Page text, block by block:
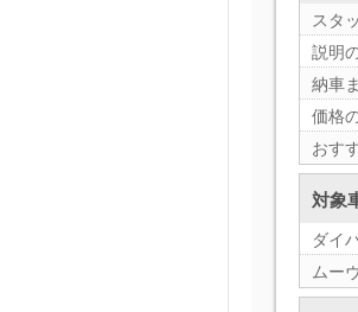
スタ
説明
納車
価格
おす
対象
ダイ
ムー